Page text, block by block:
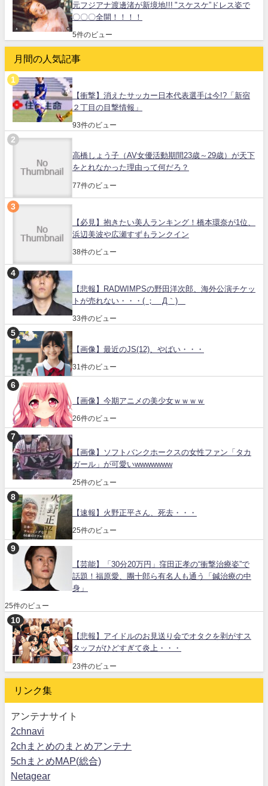
元フジアナ渡邊渚が新境地!!! "スケスケ”ドレス姿で
〇〇〇全開！！！！
5件のビュー
月間の人気記事
【衝撃】消えたサッカー日本代表選手は今!?「新宿
２丁目の目撃情報」
93件のビュー
高橋しょう子（AV女優活動期間23歳～29歳）が天下
をとれなかった理由って何だろ？
77件のビュー
【必見】抱きたい美人ランキング！橋本環奈が1位、
浜辺美波や広瀬すずもランクイン
38件のビュー
【悲報】RADWIMPSの野田洋次郎、海外公演チケッ
トが売れない・・・( ；´Д｀)
33件のビュー
【画像】最近のJS(12)、やばい・・・
31件のビュー
【画像】今期アニメの美少女ｗｗｗｗ
26件のビュー
【画像】ソフトバンクホークスの女性ファン「タカ
ガール」が可愛いwwwwwww
25件のビュー
【速報】火野正平さん、死去・・・
25件のビュー
【芸能】「30分20万円」窪田正孝の“衝撃治療姿”で
話題！福原愛、團十郎ら有名人も通う「鍼治療の中
身」
25件のビュー
【悲報】アイドルのお見送り会でオタクを剥がすス
タッフがひどすぎて炎上・・・
23件のビュー
リンク集
アンテナサイト
2chnavi
2chまとめのまとめアンテナ
5chまとめMAP(総合)
Netagear